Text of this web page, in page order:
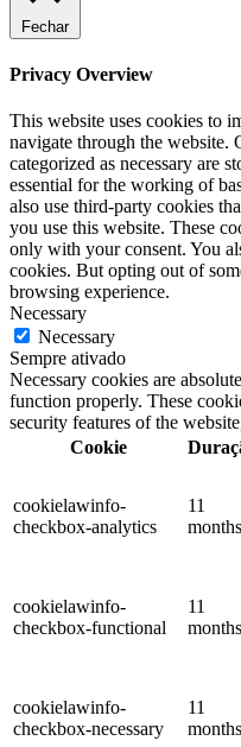
Fechar
Privacy Overview
This website uses cookies to
navigate through the website.
categorized as necessary are
essential for the working of
also use third-party cookies
you use this website. These
only with your consent. You
cookies. But opting out of
browsing experience.
Necessary
Necessary
Sempre ativado
Necessary cookies are
function properly. These
security features of the
Cookie
cookielawinfo-
checkbox-analytics
11
months
cookielawinfo-
checkbox-functional
11
months
cookielawinfo-
checkbox-necessary
11
months